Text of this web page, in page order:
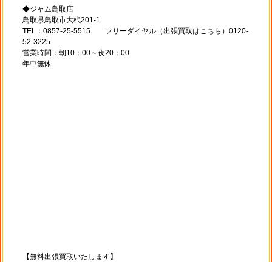
◆ジャム鳥取店
鳥取県鳥取市大杙201-1
TEL：0857-25-5515 フリーダイヤル（出張買取はこちら）0120-
52-3225
営業時間：朝10：00～夜20：00
年中無休
【無料出張買取いたします】